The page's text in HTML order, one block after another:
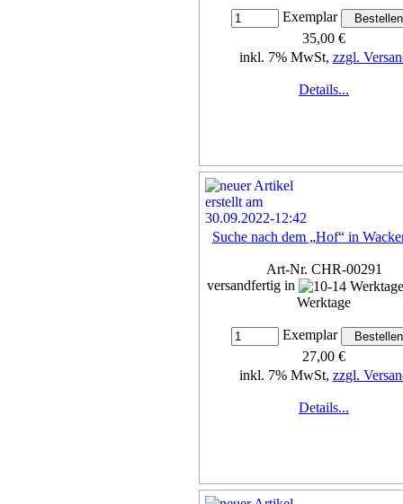
Exemplar
35,00 €
inkl. 7% MwSt, zzgl.
Details...
Suche nach dem „Hof“ in
Art-Nr. CHR-00291
versandfertig in
Werktage
Exemplar
27,00 €
inkl. 7% MwSt, zzgl.
Details...